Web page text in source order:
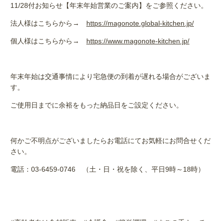
11/28付お知らせ【年末年始営業のご案内】をご参照ください。
法人様はこちらから→ https://magonote.global-kitchen.jp/
個人様はこちらから→ https://www.magonote-kitchen.jp/
年末年始は交通事情により宅急便の到着が遅れる場合がございま
す。
ご使用日までに余裕をもった納品日をご設定ください。
何かご不明点がございましたらお電話にてお気軽にお問合せくだ
さい。
電話： 03-6459-0746 （土・日・祝を除く、平日9時～ 18時）